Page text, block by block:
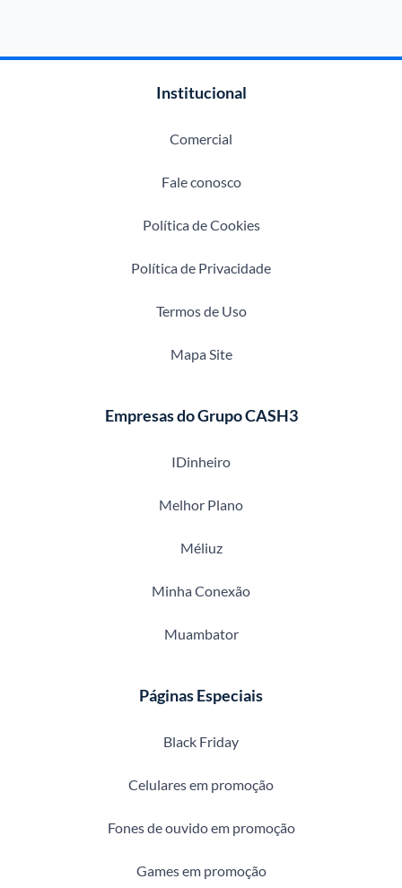
Institucional
Comercial
Fale conosco
Política de Cookies
Política de Privacidade
Termos de Uso
Mapa Site
Empresas do Grupo CASH3
IDinheiro
Melhor Plano
Méliuz
Minha Conexão
Muambator
Páginas Especiais
Black Friday
Celulares em promoção
Fones de ouvido em promoção
Games em promoção